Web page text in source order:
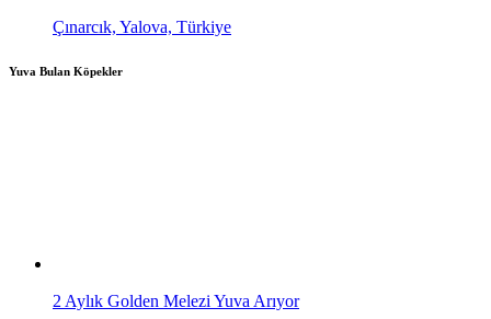
Çınarcık, Yalova, Türkiye
Yuva Bulan Köpekler
2 Aylık Golden Melezi Yuva Arıyor